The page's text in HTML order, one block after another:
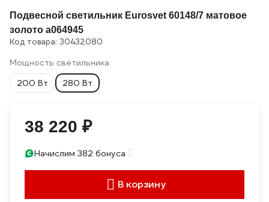
Подвесной светильник Eurosvet 60148/7 матовое
золото a064945
Код товара: 30432080
Мощность светильника
200 Вт
280 Вт
38 220 ₽
Начислим 382 бонуса
В корзину